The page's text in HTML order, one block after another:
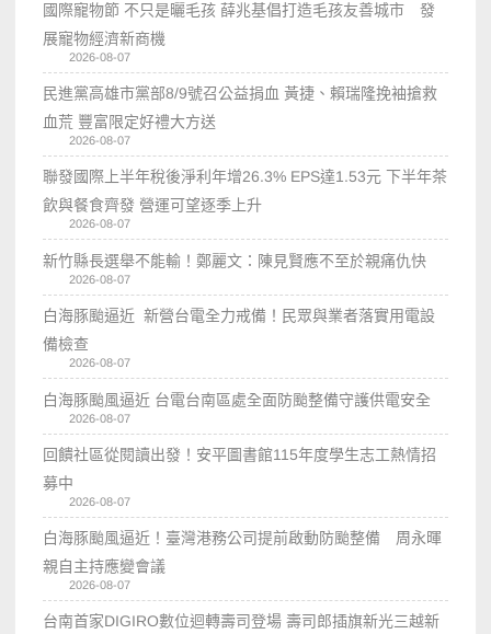
國際寵物節 不只是曬毛孩 薛兆基倡打造毛孩友善城市 發
展寵物經濟新商機
2026-08-07
民進黨高雄市黨部8/9號召公益捐血 黃捷、賴瑞隆挽袖搶救
血荒 豐富限定好禮大方送
2026-08-07
聯發國際上半年稅後淨利年增26.3% EPS達1.53元 下半年茶
飲與餐食齊發 營運可望逐季上升
2026-08-07
新竹縣長選舉不能輸！鄭麗文：陳見賢應不至於親痛仇快
2026-08-07
白海豚颱逼近 新營台電全力戒備！民眾與業者落實用電設
備檢查
2026-08-07
白海豚颱風逼近 台電台南區處全面防颱整備守護供電安全
2026-08-07
回饋社區從閱讀出發！安平圖書館115年度學生志工熱情招
募中
2026-08-07
白海豚颱風逼近！臺灣港務公司提前啟動防颱整備 周永暉
親自主持應變會議
2026-08-07
台南首家DIGIRO數位迴轉壽司登場 壽司郎插旗新光三越新